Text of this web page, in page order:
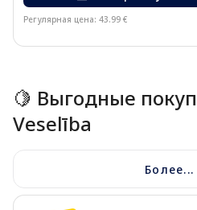
Регулярная цена: 43.99 €
🍋 Выгодные
Veselība
Более...